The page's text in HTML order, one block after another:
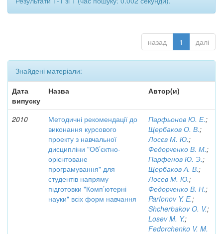
назад 1 далі
Знайдені матеріали:
Дата
випуску
Назва Автор(и)
2010
Методичні рекомендації до
виконання курсового
проекту з навчальної
дисципліни "Об’єктно-
орієнтоване
програмування" для
студентів напряму
підготовки "Комп’ютерні
науки" всіх форм навчання
Парфьонов Ю. Е.;
Щербаков О. В.;
Лосєв М. Ю.;
Федорченко В. М.;
Парфенов Ю. Э.;
Щербаков А. В.;
Лосев М. Ю.;
Федорченко В. Н.;
Parfonov Y. E.;
Shcherbakov O. V.;
Losev M. Y.;
Fedorchenko V. M.